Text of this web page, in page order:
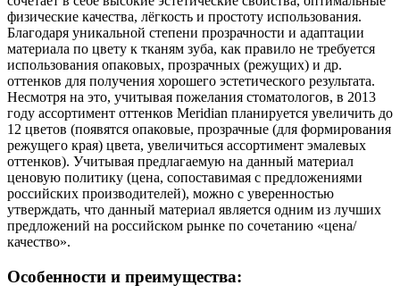
физические качества, лёгкость и простоту использования.
Благодаря уникальной степени прозрачности и адаптации
материала по цвету к тканям зуба, как правило не требуется
использования опаковых, прозрачных (режущих) и др.
оттенков для получения хорошего эстетического результата.
Несмотря на это, учитывая пожелания стоматологов, в 2013
году ассортимент оттенков Meridian планируется увеличить до
12 цветов (появятся опаковые, прозрачные (для формирования
режущего края) цвета, увеличиться ассортимент эмалевых
оттенков). Учитывая предлагаемую на данный материал
ценовую политику (цена, сопоставимая с предложениями
российских производителей), можно с уверенностью
утверждать, что данный материал является одним из лучших
предложений на российском рынке по сочетанию «цена/
качество».
Особенности и преимущества: